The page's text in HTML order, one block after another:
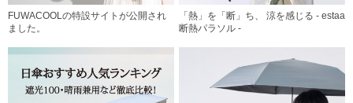
FUWACOOLの特設サイトが公開され
ました。
「熱」を「断」ち、 涼を感じる - estaa
断熱パラソル -